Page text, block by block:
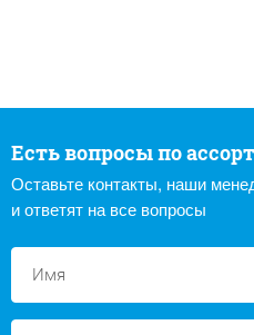
Есть вопросы по
Оставьте контакты, наши
и ответят на все вопросы